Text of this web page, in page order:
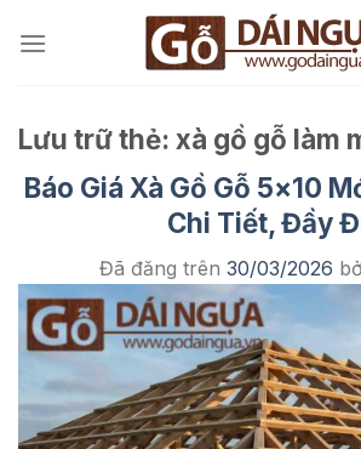
đến
Lưu trữ thẻ: xà gồ gỗ làm
Báo Giá Xà Gồ Gỗ 5×10
Chi Tiết, Đầy
Đã đăng trên 30/03/2026